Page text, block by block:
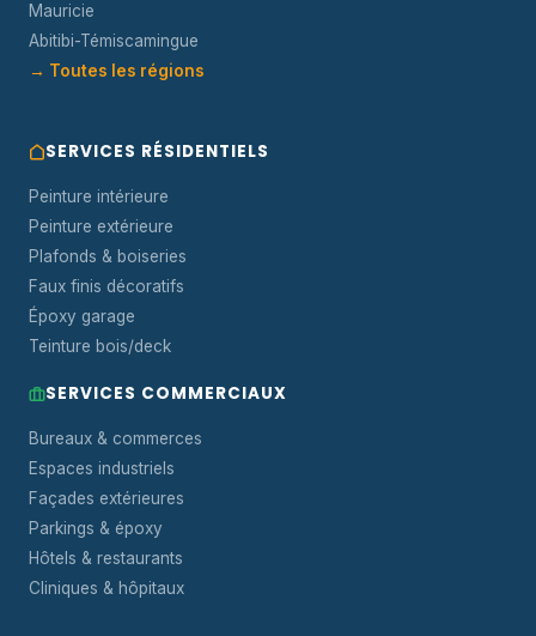
Mauricie
Abitibi-Témiscamingue
→ Toutes les régions
SERVICES RÉSIDENTIELS
Peinture intérieure
Peinture extérieure
Plafonds & boiseries
Faux finis décoratifs
Époxy garage
Teinture bois/deck
SERVICES COMMERCIAUX
Bureaux & commerces
Espaces industriels
Façades extérieures
Parkings & époxy
Hôtels & restaurants
Cliniques & hôpitaux